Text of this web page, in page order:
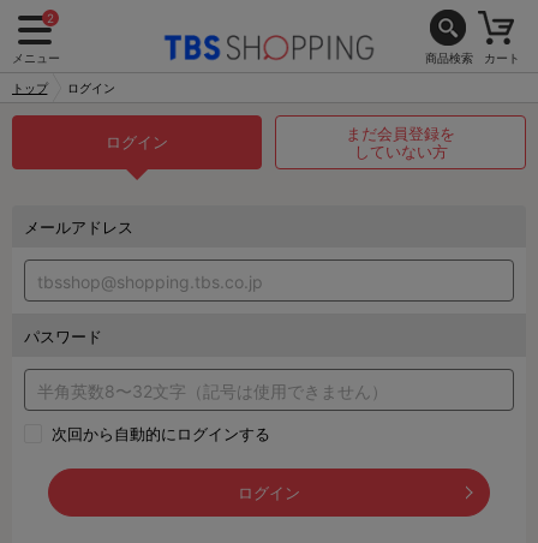
2
メニュー 商品検索 カート
トップ ログイン
ログイン
まだ会員登録を
していない方
メールアドレス
パスワード
次回から自動的にログインする
ログイン